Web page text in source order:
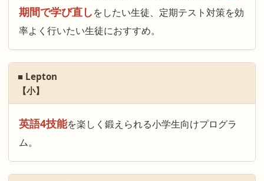
期間で学び直しをしたい生徒、定期テスト対策を効
率よく行いたい生徒におすすめ。
■ Lepton
【小】
英語4技能を楽しく鍛えられる小学生向けプログラ
ム。